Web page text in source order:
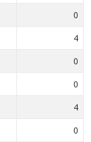
0
4
0
0
4
0